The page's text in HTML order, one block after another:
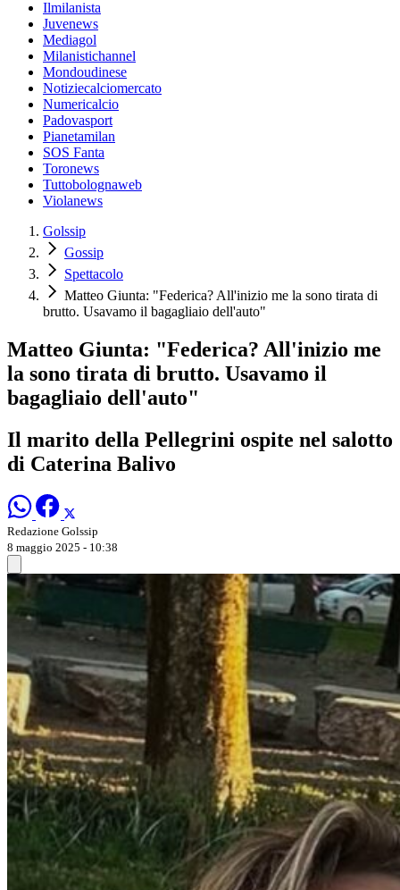
Ilmilanista
Juvenews
Mediagol
Milanistichannel
Mondoudinese
Notiziecalciomercato
Numericalcio
Padovasport
Pianetamilan
SOS Fanta
Toronews
Tuttobolognaweb
Violanews
Golssip
Gossip
Spettacolo
Matteo Giunta: "Federica? All'inizio me la sono tirata di
brutto. Usavamo il bagagliaio dell'auto"
Matteo Giunta: "Federica? All'inizio me
la sono tirata di brutto. Usavamo il
bagagliaio dell'auto"
Il marito della Pellegrini ospite nel salotto
di Caterina Balivo
Redazione Golssip
8 maggio 2025 - 10:38